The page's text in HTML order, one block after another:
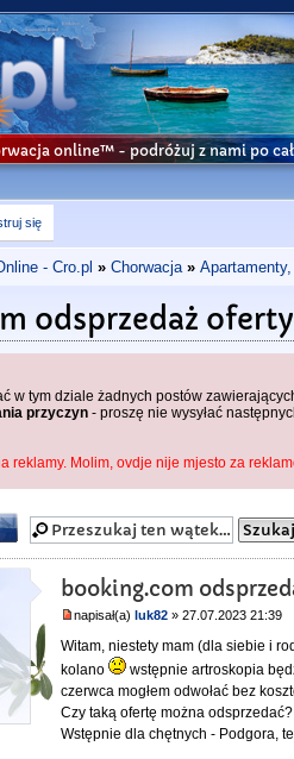
online™ - podróżuj z nami po
się
- Cro.pl » Chorwacja »
odsprzedaż
w tym dziale żadnych postów
przyczyn - proszę nie wysyłać
reklamy. Molim, ovdje nije mjesto za
booking.com
napisał(a)luk82 » 27.07.2023 21:39
Witam, niestety mam (dla siebie i
kolano
wstępnie artroskopia
czerwca mogłem odwołać bez
Czy taką ofertę można
Wstępnie dla chętnych - Podgora,